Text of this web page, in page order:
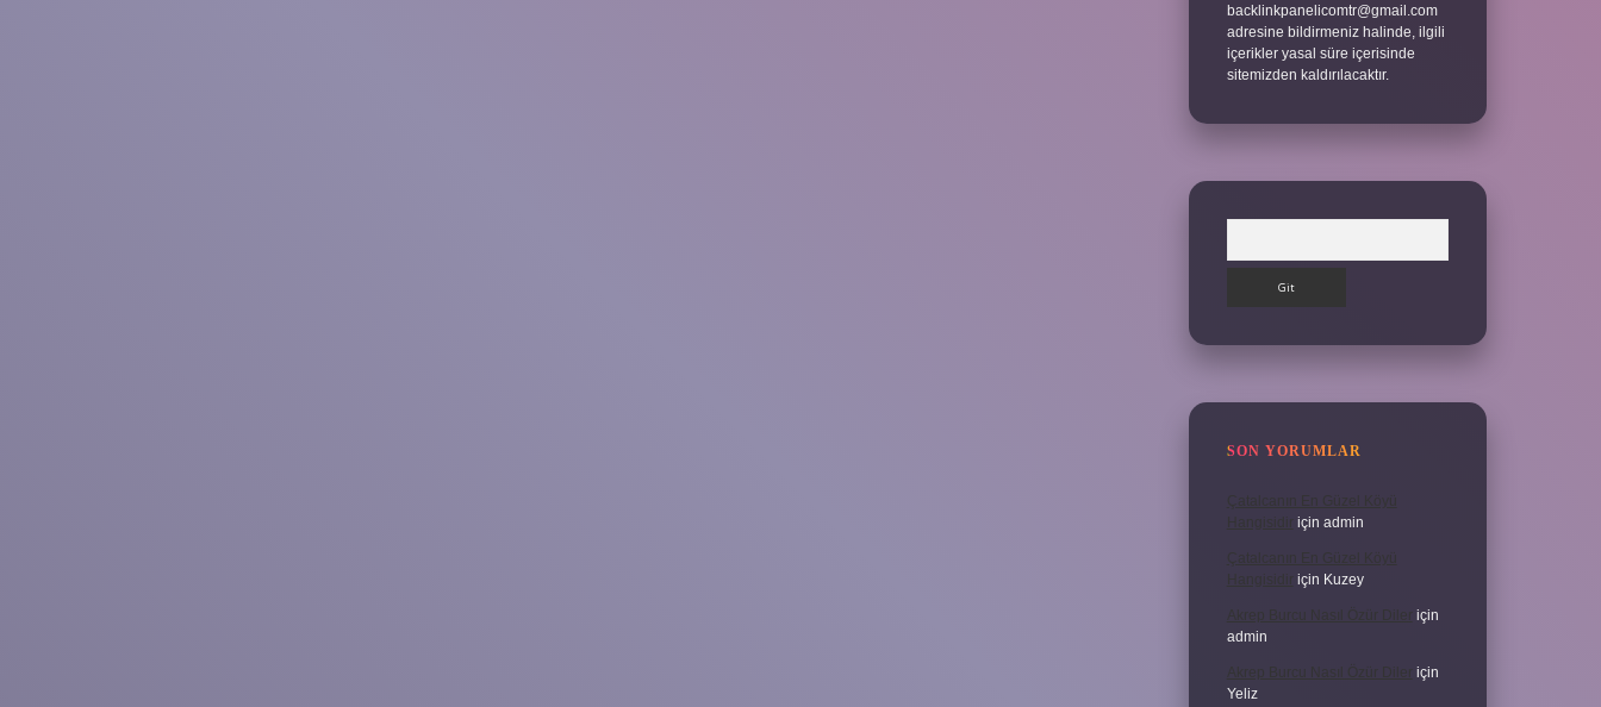
backlinkpanelicomtr@gmail.com
adresine bildirmeniz halinde, ilgili
içerikler yasal süre içerisinde
sitemizden kaldırılacaktır.
SON YORUMLAR
Çatalcanın En Güzel Köyü
Hangisidir için admin
Çatalcanın En Güzel Köyü
Hangisidir için Kuzey
Akrep Burcu Nasıl Özür Diler için
admin
Akrep Burcu Nasıl Özür Diler için
Yeliz